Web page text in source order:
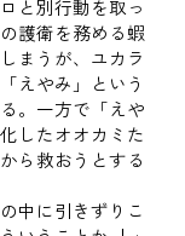
と別行動を取っ
護衛を務める蝦
まうが、ユカラ
えやみ」という
。一方で「えや
したオオカミた
ら救おうとする
中に引きずりこ